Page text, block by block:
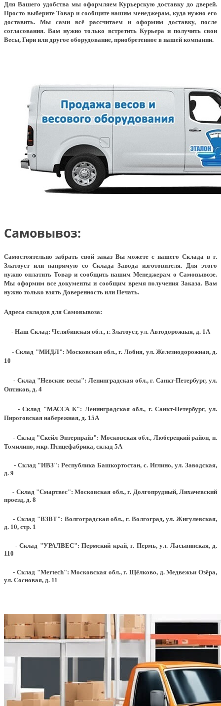
Для Вашего удобства мы оформляем Курьерскую доставку до дверей.
Просто выберите Товар и сообщите нашим менеджерам, куда нужно его
доставить. Мы сами всё рассчитаем и оформим доставку, после
согласования. Вам нужно только встретить Курьера и получить свои
Весы, Гири или другое оборудование, приобретенное в нашей компании.
Самовывоз:
Самостоятельно забрать свой заказ Вы можете с нашего Склада в г.
Златоуст или напрямую со Склада Завода изготовителя. Для этого
нужно оплатить Товар и сообщить нашим Менеджерам о Самовывозе.
Мы оформим все документы и сообщим время получения Заказа. Вам
нужно только взять Доверенность или Печать.
Адреса складов для Самовывоза:
- Наш Склад: Челябинская обл., г. Златоуст, ул. Автодорожная, д. 1А
- Склад "МИДЛ": Московская обл., г. Лобня, ул. Железнодорожная, д.
10
- Склад "Невские весы": Ленинградская обл., г. Санкт-Петербург, ул.
Оптиков, д. 4
- Склад "МАССА К": Ленинградская обл., г. Санкт-Петербург, ул.
Пироговская набережная, д. 15А
- Склад "Скейл Энтерпрайз": Московская обл., Люберецкий район, п.
Томилино, мкр. Птицефабрика, склад 5А
- Склад "ИВЗ": Республика Башкортостан, с. Иглино, ул. Заводская,
д. 9
- Склад "Смартвес":Московская обл., г. Долгопрудный, Лихачевский
проезд, д. 8
- Склад "ВЗВТ": Волгоградская обл., г. Волгоград, ул. Жигулевская,
д. 10, стр. 1
- Склад "УРАЛВЕС": Пермский край, г. Пермь, ул. Ласьвинская, д.
110
- Склад "Mertech": Московская обл., г. Щёлково, д. Медвежьи Озёра,
ул. Сосновая, д. 11